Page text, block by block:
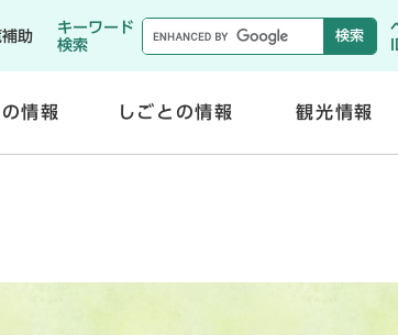
メニューを飛ばして本文へ
補助
キーワード
検索
情報 しごとの情報 観光情報